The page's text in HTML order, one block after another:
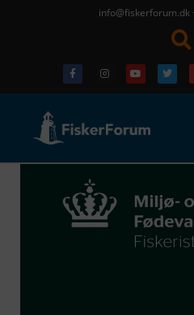
info@fiskerforum.dk